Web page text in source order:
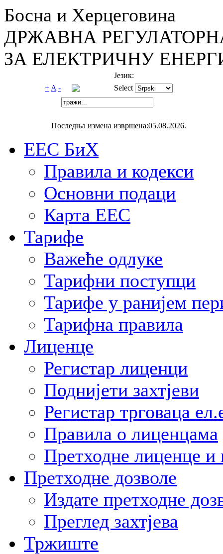
Босна и Херцеговина
ДРЖАВНА
ЗА ЕЛЕКТРИЧНУ
Језик:
+ A - Select
Последња измена извршена:05.08.2026.
ЕЕС БиХ
Правила и кодекси
Основни подаци
Карта ЕЕС
Тарифе
Важеће одлуке
Тарифни поступци
Тарифе у ранијем
Тарифна правила
Лиценце
Регистар лиценци
Поднијети захтјеви
Регистар трговаца
Правила о лиценцама
Претходне лиценце и
Претходне дозволе
Издате претходне
Преглед захтјева
Тржиште